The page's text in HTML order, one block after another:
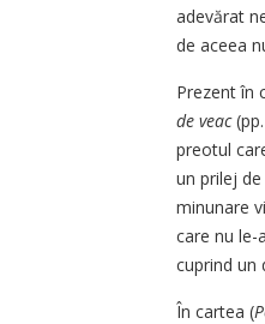
adevărat
de aceea
Prezent în
de veac
preotul
un prilej
minunare
care nu le-
cuprind un
În cartea (